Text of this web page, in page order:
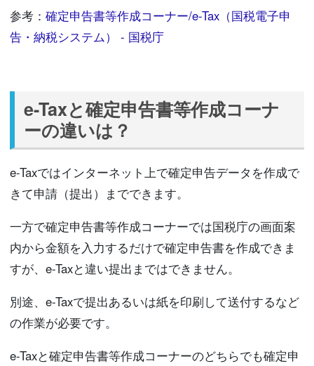
参考： 確定申告書等作成コーナー/e-Tax（国税電子申
告・納税システム） - 国税庁
e-Taxと確定申告書等作成コーナ
ーの違いは？
e-Taxではインターネット上で確定申告データを作成で
きて申請（提出）までできます。
一方で確定申告書等作成コーナーでは国税庁の画面案
内から金額を入力するだけで確定申告書を作成できま
すが、e-Taxと違い提出まではできません。
別途、e-Taxで提出あるいは紙を印刷して送付するなど
の作業が必要です。
e-Taxと確定申告書等作成コーナーのどちらでも確定申